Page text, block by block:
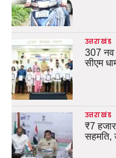
उत्तराखंड
307 नव
सीएम
उत्तराखंड
₹7
सहमति,